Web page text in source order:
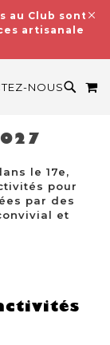
au Club sont
artisanales
NOUS
le 17e,
pour
par des
et